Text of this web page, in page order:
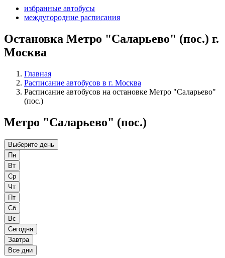
избранные автобусы
междугородние расписания
Остановка Метро "Саларьево" (пос.) г.
Москва
Главная
Расписание автобусов в г. Москва
Расписание автобусов на остановке Метро "Саларьево"
(пос.)
Метро "Саларьево" (пос.)
Выберите день
Пн
Вт
Ср
Чт
Пт
Сб
Вс
Сегодня
Завтра
Все дни